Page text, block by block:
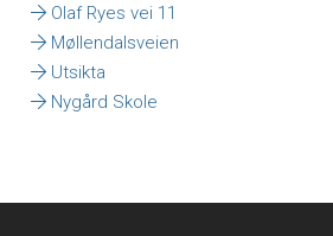
Olaf Ryes vei 11
Møllendalsveien
Utsikta
Nygård Skole